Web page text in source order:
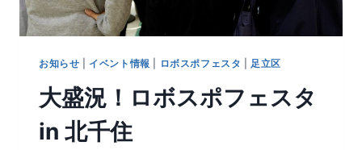
お知らせ イベント情報 ロボスポフェスタ 足立区
大盛況！ロボスポフェスタ
in 北千住